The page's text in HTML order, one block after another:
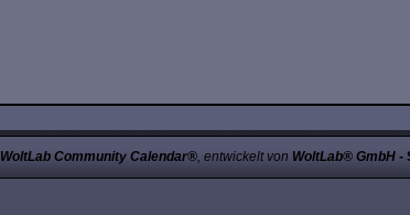
WoltLab Community Calendar®, entwickelt von WoltLab® GmbH